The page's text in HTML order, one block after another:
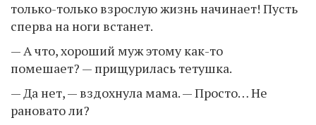
только-только взрослую жизнь начинает! Пусть
сперва на ноги встанет.
— А что, хороший муж этому как-то
помешает? — прищурилась тетушка.
— Да нет, — вздохнула мама. — Просто… Не
рановато ли?